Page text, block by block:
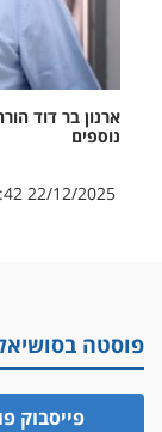
ארנון בר דוד
נוספים
22/12/2025 11:42
פוסטה
פייסבוק